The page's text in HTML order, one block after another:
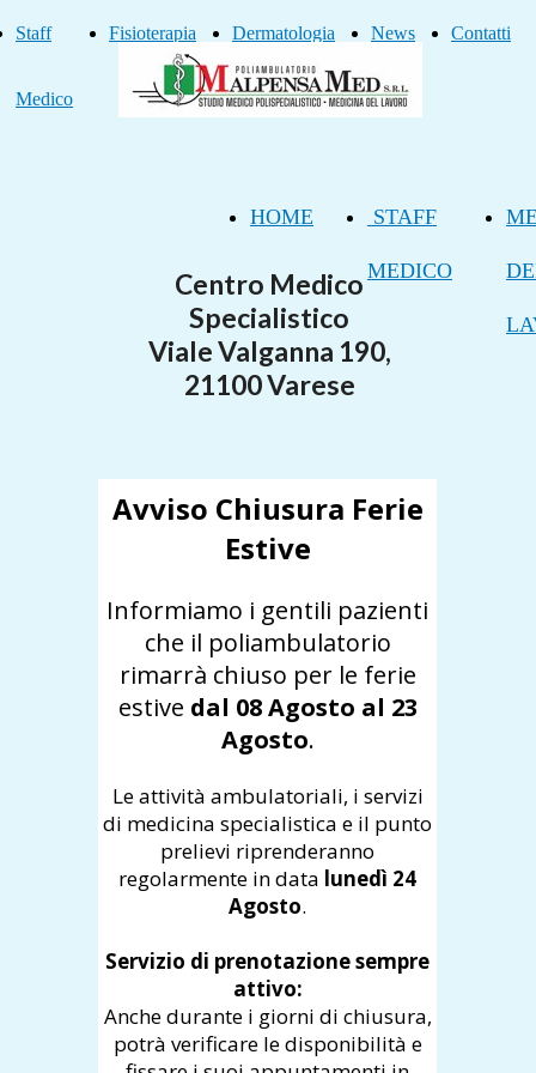
Staff
Medico
Fisioterapia Dermatologia News Contatti
HOME STAFF
MEDICO
Avviso Chiusura Ferie
Estive
Informiamo i gentili pazienti
che il poliambulatorio
rimarrà chiuso per le ferie
estive dal 08 Agosto al 23
Agosto.
Le attività ambulatoriali, i servizi
di medicina specialistica e il punto
prelievi riprenderanno
regolarmente in data lunedì 24
Agosto.
Servizio di prenotazione sempre
attivo:
Anche durante i giorni di chiusura,
potrà verificare le disponibilità e
Centro Medico
Specialistico
Viale Valganna 190,
21100 Varese